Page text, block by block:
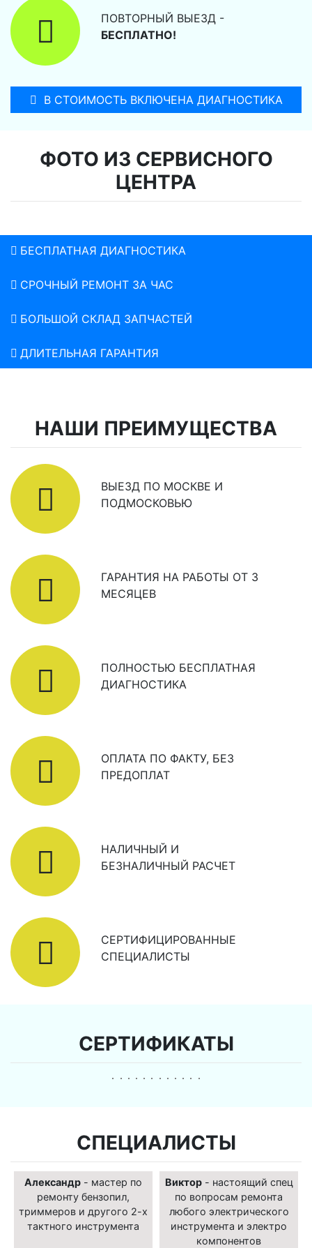
ПОВТОРНЫЙ ВЫЕЗД -
БЕСПЛАТНО!
В СТОИМОСТЬ ВКЛЮЧЕНА ДИАГНОСТИКА
ФОТО ИЗ СЕРВИСНОГО
ЦЕНТРА
БЕСПЛАТНАЯ ДИАГНОСТИКА
СРОЧНЫЙ РЕМОНТ ЗА ЧАС
БОЛЬШОЙ СКЛАД ЗАПЧАСТЕЙ
ДЛИТЕЛЬНАЯ ГАРАНТИЯ
НАШИ ПРЕИМУЩЕСТВА
ВЫЕЗД ПО МОСКВЕ И
ПОДМОСКОВЬЮ
ГАРАНТИЯ НА РАБОТЫ ОТ 3
МЕСЯЦЕВ
ПОЛНОСТЬЮ БЕСПЛАТНАЯ
ДИАГНОСТИКА
ОПЛАТА ПО ФАКТУ, БЕЗ
ПРЕДОПЛАТ
НАЛИЧНЫЙ И
БЕЗНАЛИЧНЫЙ РАСЧЕТ
СЕРТИФИЦИРОВАННЫЕ
СПЕЦИАЛИСТЫ
СЕРТИФИКАТЫ
СПЕЦИАЛИСТЫ
Александр - мастер по
ремонту бензопил,
триммеров и другого 2-х
тактного инструмента
Виктор- настоящий спец
по вопросам ремонта
любого электрического
инструмента и электро
компонентов